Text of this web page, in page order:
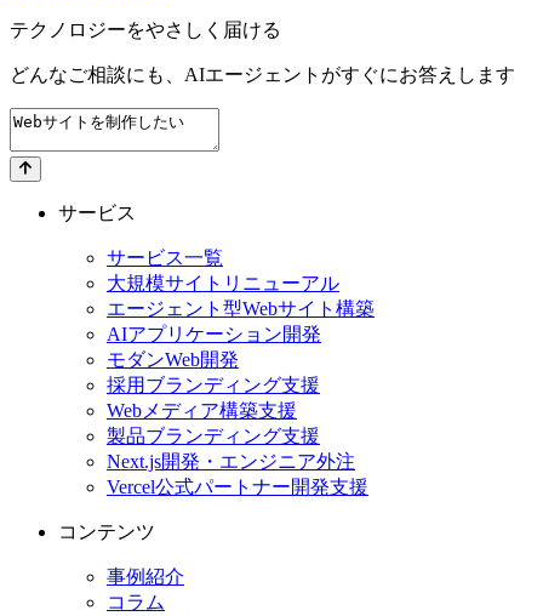
テクノロジーをやさしく届ける
どんなご相談にも、 AIエージェントがすぐにお答えします
サービス
サービス一覧
大規模サイトリニューアル
エージェント型Webサイト構築
AIアプリケーション開発
モダンWeb開発
採用ブランディング支援
Webメディア構築支援
製品ブランディング支援
Next.js開発・エンジニア外注
Vercel公式パートナー開発支援
コンテンツ
事例紹介
コラム